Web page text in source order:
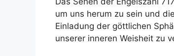
um uns herum zu sein und
Einladung der göttlichen
unserer inneren Weisheit zu